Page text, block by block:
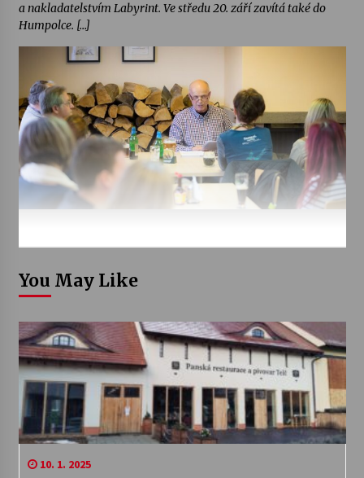
a nakladatelstvím Labyrint. Ve středu 20. září zavítá také do
Humpolce. […]
You May Like
10. 1. 2025